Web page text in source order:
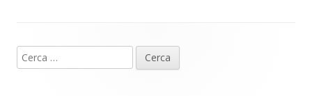
piè
Ricerca
per: